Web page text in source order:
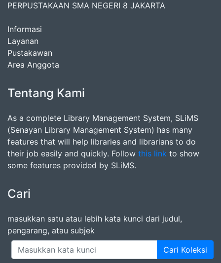
PERPUSTAKAAN SMA NEGERI 8 JAKARTA
Informasi
Layanan
Pustakawan
Area Anggota
Tentang Kami
As a complete Library Management System, SLiMS
(Senayan Library Management System) has many
features that will help libraries and librarians to do
their job easily and quickly. Follow this link to show
some features provided by SLiMS.
Cari
masukkan satu atau lebih kata kunci dari judul,
pengarang, atau subjek
Cari Koleksi